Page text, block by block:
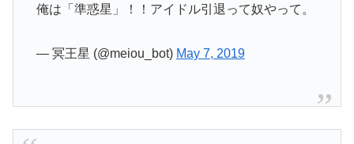
俺は「準惑星」！！アイドル引退って奴やって。
— 冥王星 (@meiou_bot) May 7, 2019